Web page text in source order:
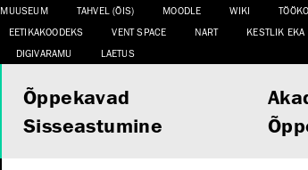
MUUSEUM TAHVEL (ÕIS) MOODLE WIKI
EETIKAKOODEKS VENT SPACE NART KESTLIK EKA
DIGIVARAMU LAETUS
Õppekavad
Sisseastumine